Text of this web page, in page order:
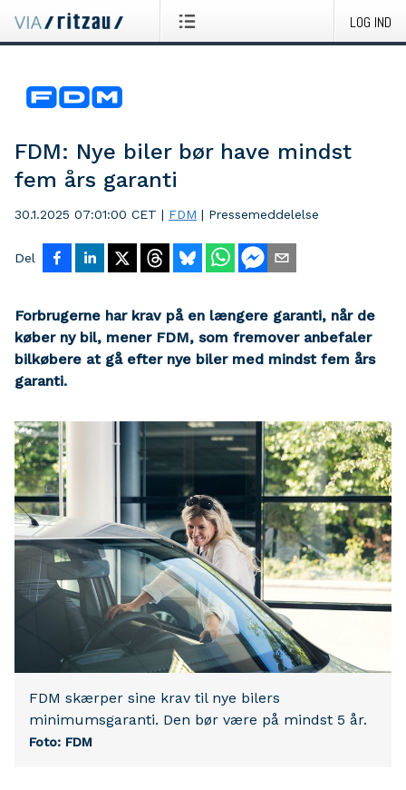
LOG IND
FDM: Nye biler bør have mindst
fem års garanti
30.1.2025 07:01:00 CET | FDM | Pressemeddelelse
Del
Forbrugerne har krav på en længere garanti, når de
køber ny bil, mener FDM, som fremover anbefaler
bilkøbere at gå efter nye biler med mindst fem års
garanti.
FDM skærper sine krav til nye bilers
minimumsgaranti. Den bør være på mindst 5 år.
Foto: FDM